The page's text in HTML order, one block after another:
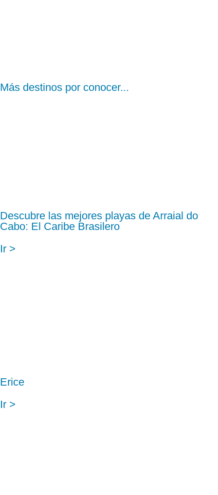
Más destinos por conocer...
Descubre las mejores playas de Arraial do
Cabo: El Caribe Brasilero
Ir >
Erice
Ir >